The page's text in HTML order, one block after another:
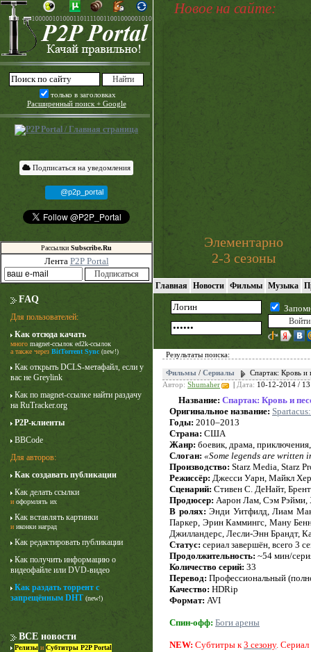
только в заголовках
Расширенный поиск + Google
Подписаться на уведомления
@p2p_portal
Рассылки Subscribe.Ru
Лента P2P Portal
FAQ
Для пользователей:
Как отсюда качать
много magnet-ссылок ed2k-ссылок
а также через BitTorrent Sync (new!)
Как открыть DCLS-метафайл, если у
вас не Greylink
Как по magnet-ссылке найти раздачу
на RuTracker.org
P2P-клиенты
BBCode
Для авторов:
Как создавать публикации
Как делать ссылки
и оформлять их
Как вставлять картинки
и иконки наград
Как редактировать публикации
Как получить информацию о
видеофайле или DVD-видео
Как раздать торрент с
запрещённым DHT (new!)
ВСЕ новости
Релизы и Субтитры P2P Portal
Новое на сайте:
Элементарно
2-3 сезоны
Карточный домик
3 сезон
Главная Новости Фильмы Музыка
Результаты поиска:
Фильмы / Сериалы
Спартак: Кровь и
Автор: Shumaher Дата: 10-12-2014 /
Название: Спартак: Кровь и
Оригинальное название:
Годы: 2010–2013
Страна: США
Жанр: боевик, драма,
Слоган: «Some legends are written
Производство: Starz Media, Starz
Режиссёр: Джесси Уарн, Майкл
Сценарий: Стивен С. ДеНайт,
Продюсер: Аарон Лам, Сэм Рэйми,
В ролях: Энди Уитфилд, Лиам
Паркер, Эрин Каммингс, Ману
Джилландерс, Лесли-Энн Брандт,
Статус: сериал завершён, всего 3
Продолжительность: ~54 мин/
Количество серий: 33
Перевод: Профессиональный
Качество: HDRip
Формат: AVI
Спин-офф: Боги арены
NEW: Субтитры к 3 сезону.